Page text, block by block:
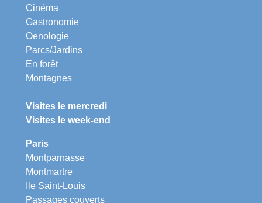
Cinéma
Gastronomie
Oenologie
Parcs/Jardins
En forêt
Montagnes
Visites le mercredi
Visites le week-end
Paris
Montparnasse
Montmartre
Ile Saint-Louis
Passages couverts